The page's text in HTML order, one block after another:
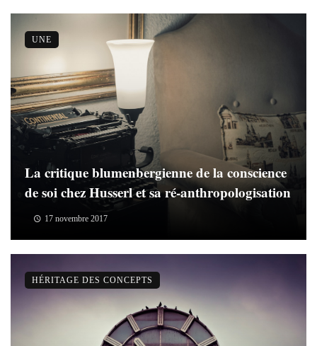
La critique blumenbergienne de la conscience
de soi chez Husserl et sa ré-anthropologisation
17 novembre 2017
UNE
HÉRITAGE DES CONCEPTS